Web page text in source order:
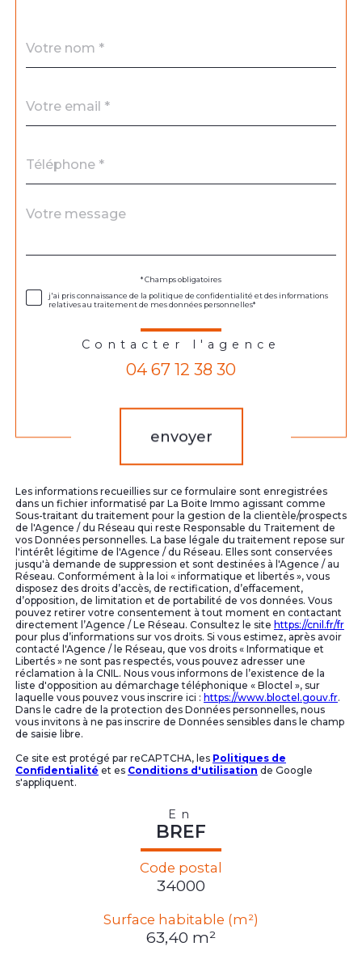
par
défaut
*
*
*
Fieldset
Message
*
* Champs obligatoires
j'ai pris connaissance de la politique de confidentialité et des informations
relatives au traitement de mes données personnelles*
Contacter l'agence
04 67 12 38 30
envoyer
Les informations recueillies sur ce formulaire sont enregistrées
dans un fichier informatisé par La Boite Immo agissant comme
Sous-traitant du traitement pour la gestion de la clientèle/prospects
de l'Agence / du Réseau qui reste Responsable du Traitement de
vos Données personnelles. La base légale du traitement repose sur
l'intérêt légitime de l'Agence / du Réseau. Elles sont conservées
jusqu'à demande de suppression et sont destinées à l'Agence / au
Réseau. Conformément à la loi « informatique et libertés », vous
disposez des droits d’accès, de rectification, d’effacement,
d’opposition, de limitation et de portabilité de vos données. Vous
pouvez retirer votre consentement à tout moment en contactant
directement l’Agence / Le Réseau. Consultez le site https://cnil.fr/fr
pour plus d’informations sur vos droits. Si vous estimez, après avoir
contacté l'Agence / le Réseau, que vos droits « Informatique et
Libertés » ne sont pas respectés, vous pouvez adresser une
réclamation à la CNIL. Nous vous informons de l’existence de la
liste d'opposition au démarchage téléphonique « Bloctel », sur
laquelle vous pouvez vous inscrire ici : https://www.bloctel.gouv.fr.
Dans le cadre de la protection des Données personnelles, nous
vous invitons à ne pas inscrire de Données sensibles dans le champ
de saisie libre.
Ce site est protégé par reCAPTCHA, les Politiques de
Confidentialité et es Conditions d'utilisation de Google
s'appliquent.
En
BREF
Code postal
34000
Surface habitable (m²)
63,40 m²